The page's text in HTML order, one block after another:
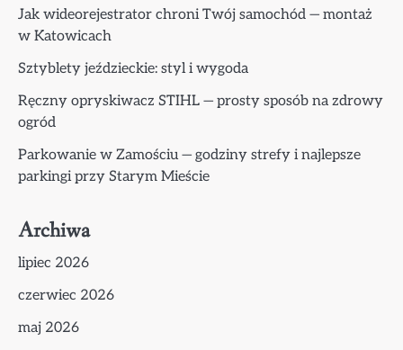
Jak wideorejestrator chroni Twój samochód — montaż
w Katowicach
Sztyblety jeździeckie: styl i wygoda
Ręczny opryskiwacz STIHL — prosty sposób na zdrowy
ogród
Parkowanie w Zamościu — godziny strefy i najlepsze
parkingi przy Starym Mieście
Archiwa
lipiec 2026
czerwiec 2026
maj 2026